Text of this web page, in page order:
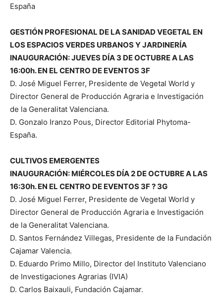
España
GESTIÓN PROFESIONAL DE LA SANIDAD VEGETAL EN
LOS ESPACIOS VERDES URBANOS Y JARDINERÍA
INAUGURACIÓN: JUEVES DÍA 3 DE OCTUBRE A LAS
16:00h. EN EL CENTRO DE EVENTOS 3F
D. José Miguel Ferrer, Presidente de Vegetal World y
Director General de Producción Agraria e Investigación
de la Generalitat Valenciana.
D. Gonzalo Iranzo Pous, Director Editorial Phytoma-
España.
CULTIVOS EMERGENTES
INAUGURACIÓN: MIÉRCOLES DÍA 2 DE OCTUBRE A LAS
16:30h. EN EL CENTRO DE EVENTOS 3F ? 3G
D. José Miguel Ferrer, Presidente de Vegetal World y
Director General de Producción Agraria e Investigación
de la Generalitat Valenciana.
D. Santos Fernández Villegas, Presidente de la Fundación
Cajamar Valencia.
D. Eduardo Primo Millo, Director del Instituto Valenciano
de Investigaciones Agrarias (IVIA)
D. Carlos Baixauli, Fundación Cajamar.